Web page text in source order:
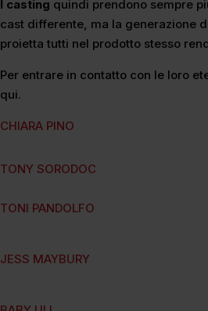
I casting quindi prendono sempre
cast differente, ma la generazione
proietta tutti nel prodotto stesso
Per entrare in contatto con le loro
qui.
CHIARA PINO
TONY SORODOC
TONI PANDOLFO
JESS MAYBURY